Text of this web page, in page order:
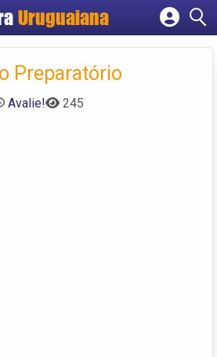
Uruguaiana
Cadastrar empresa
Criar conta
Preparatório
Avalie! 245